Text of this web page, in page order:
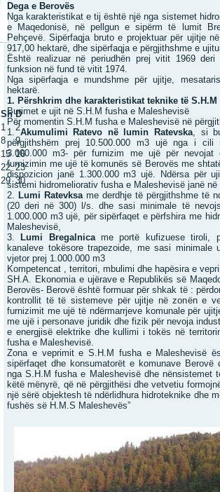
Sh D
1
2
8
9
15 16
22 23
29 30
Dega e Berovës
Nga karakteristikat e tij është një nga sistemet
e Maqedonisë, në pellgun e sipërm të lumit
Pehçevë. Sipërfaqja bruto e projektuar për ujitje
917,00 hektarë, dhe sipërfaqja e përgjithshme e
Është realizuar në periudhën prej vitit 1969
funksion në fund të vitit 1974.
Nga sipërfaqja e mundshme për ujitje,
hektarë.
1. Përshkrim dhe karakteristikat teknike të
Burimet e ujit në S.H.M fusha e Maleshevisë
Për momentin S.H.M fusha e Maleshevisë në
1.Akumulimi Ratevo në lumin Ratevska, si
përgjithshëm prej 10.500.000 m3 ujë nga i cili
3.000.000 m3- për furnizim me ujë për
furnizimin me ujë të komunës së Berovës me
dispozicion janë 1.300.000 m3 ujë. Ndërsa për
sistemi hidromeliorativ fusha e Maleshevisë janë
2. Lumi Ratevksame derdhje të përgjithshme të
(20 deri në 300) l/s. dhe sasi minimale të
1.000.000 m3 ujë, për sipërfaqet e përfshira me
Maleshevisë,
3.
Lumi Bregalnicame portë kufizuese tiroli,
kanaleve tokësore trapezoide, me sasi
vjetor prej 1.000.000 m3
Kompetencat , territori, mbulimi dhe hapësira e
SH.A. Ekonomia e ujërave e Republikës së
Berovës- Berovë është formuar për shkak të :
kontrollit të të sistemeve për ujitje në zonën e
furnizimit me ujë të ndërmarrjeve komunale për
me ujë i personave juridik dhe fizik për nevoja
e energjisë elektrike dhe kullimi i tokës në
fusha e Maleshevisë.
Zona e veprimit e S.H.M fusha e Maleshevisë
sipërfaqet dhe konsumatorët e komunave
nga S.H.M fusha e Maleshevisë dhe nënsistemet
këtë mënyrë, që në përgjithësi dhe vetvetiu
një sërë objektesh të ndërlidhura hidroteknike dhe
fushës së H.M.S Maleshevës”